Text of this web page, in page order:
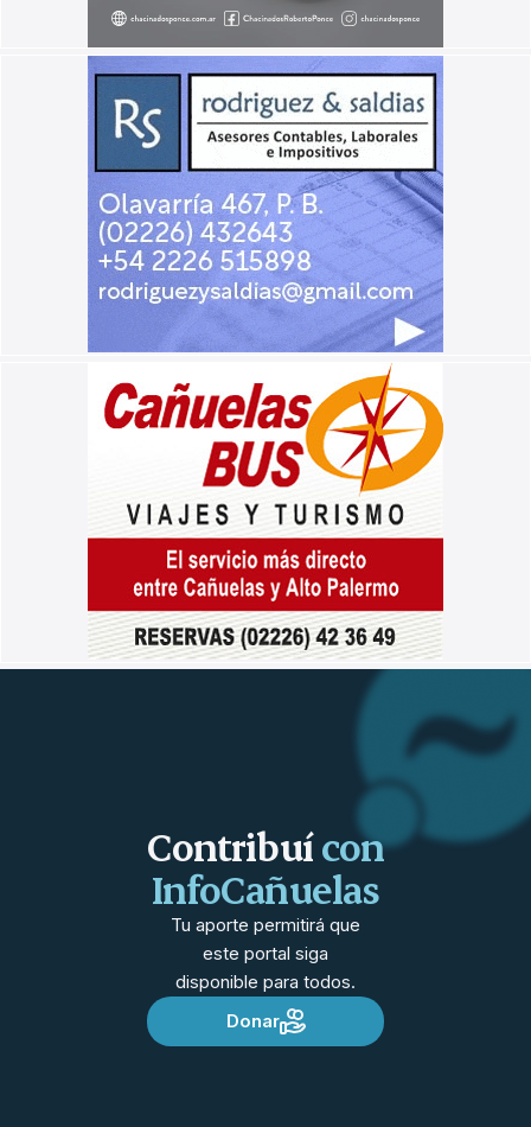
Contribuícon
InfoCañuelas
Tu aporte permitirá que
este portal siga
disponible para todos.
Donar